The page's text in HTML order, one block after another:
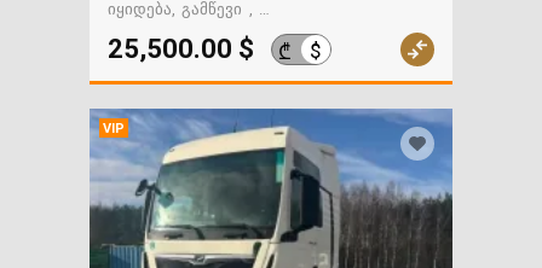
იყიდება გამწევი
გზაში. საქართველოსკენ
25,500.00 $ ₾ $
VIP